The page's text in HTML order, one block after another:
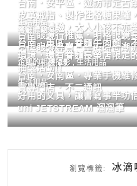
台南．安平區．遊訪市定古
皮革戒指、製作性格糖果罐
的手作體驗，大人小孩不亦
生活用品
台南眼鏡行推薦．明格眼鏡
品牌眼鏡專賣．掌握時尚潮
餐廳體驗
台南．東區．眷麵牛肉麵．
環境．還有眷麵長榮店限定
抽獎活動!!
企鵝的相機攝影,生活用品
台南．安南區．專業手機維
賣專門店．不二通訊
生活用品
好用的文具，讓書寫事半功
uni JETSTREAM 溜溜筆
瀏覽標籤: 冰滴